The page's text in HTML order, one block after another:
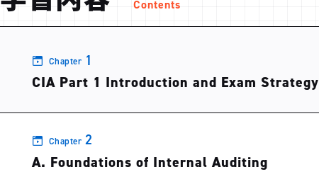
Contents
Chapter 1
CIA Part 1 Introduction and Exam Strategy
Chapter 2
A. Foundations of Internal Auditing